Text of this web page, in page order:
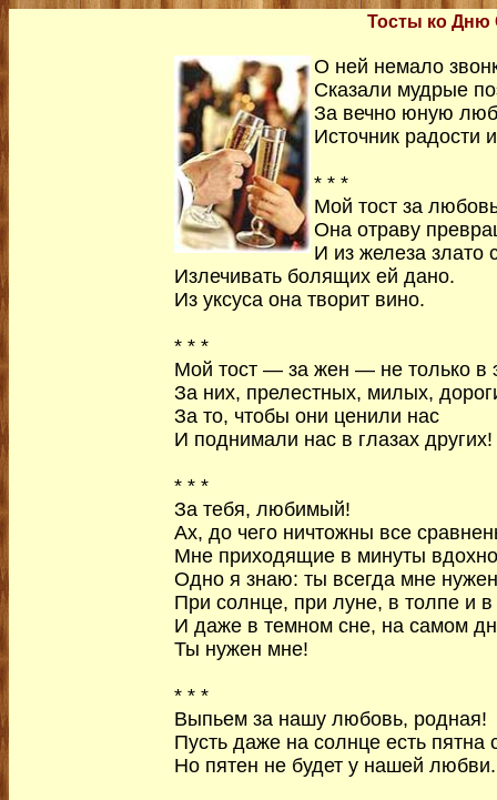
Тосты ко Дню
О ней немало
Сказали мудрые
За вечно юную
Источник радости
* * *
Мой тост за
Она отраву
И из железа злато
Излечивать болящих ей дано.
Из уксуса она творит вино.
* * *
Мой тост — за жен — не только в
За них, прелестных, милых,
За то, чтобы они ценили нас
И поднимали нас в глазах других!
* * *
За тебя, любимый!
Ах, до чего ничтожны все
Мне приходящие в минуты
Одно я знаю: ты всегда мне
При солнце, при луне, в толпе и
И даже в темном сне, на самом
Ты нужен мне!
* * *
Выпьем за нашу любовь, родная!
Пусть даже на солнце есть пятна
Но пятен не будет у нашей любви.